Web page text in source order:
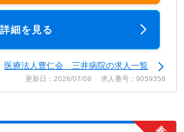
詳細を見る
医療法人豊仁会 三井病院の求人一覧
更新日：2026/07/08 求人番号：9059356